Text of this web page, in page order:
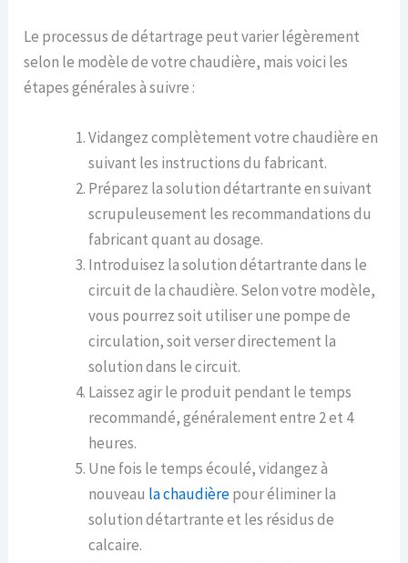
Le processus de détartrage peut varier légèrement
selon le modèle de votre chaudière, mais voici les
étapes générales à suivre :
Vidangez complètement votre chaudière en
suivant les instructions du fabricant.
Préparez la solution détartrante en suivant
scrupuleusement les recommandations du
fabricant quant au dosage.
Introduisez la solution détartrante dans le
circuit de la chaudière. Selon votre modèle,
vous pourrez soit utiliser une pompe de
circulation, soit verser directement la
solution dans le circuit.
Laissez agir le produit pendant le temps
recommandé, généralement entre 2 et 4
heures.
Une fois le temps écoulé, vidangez à
nouveau la chaudièrepour éliminer la
solution détartrante et les résidus de
calcaire.